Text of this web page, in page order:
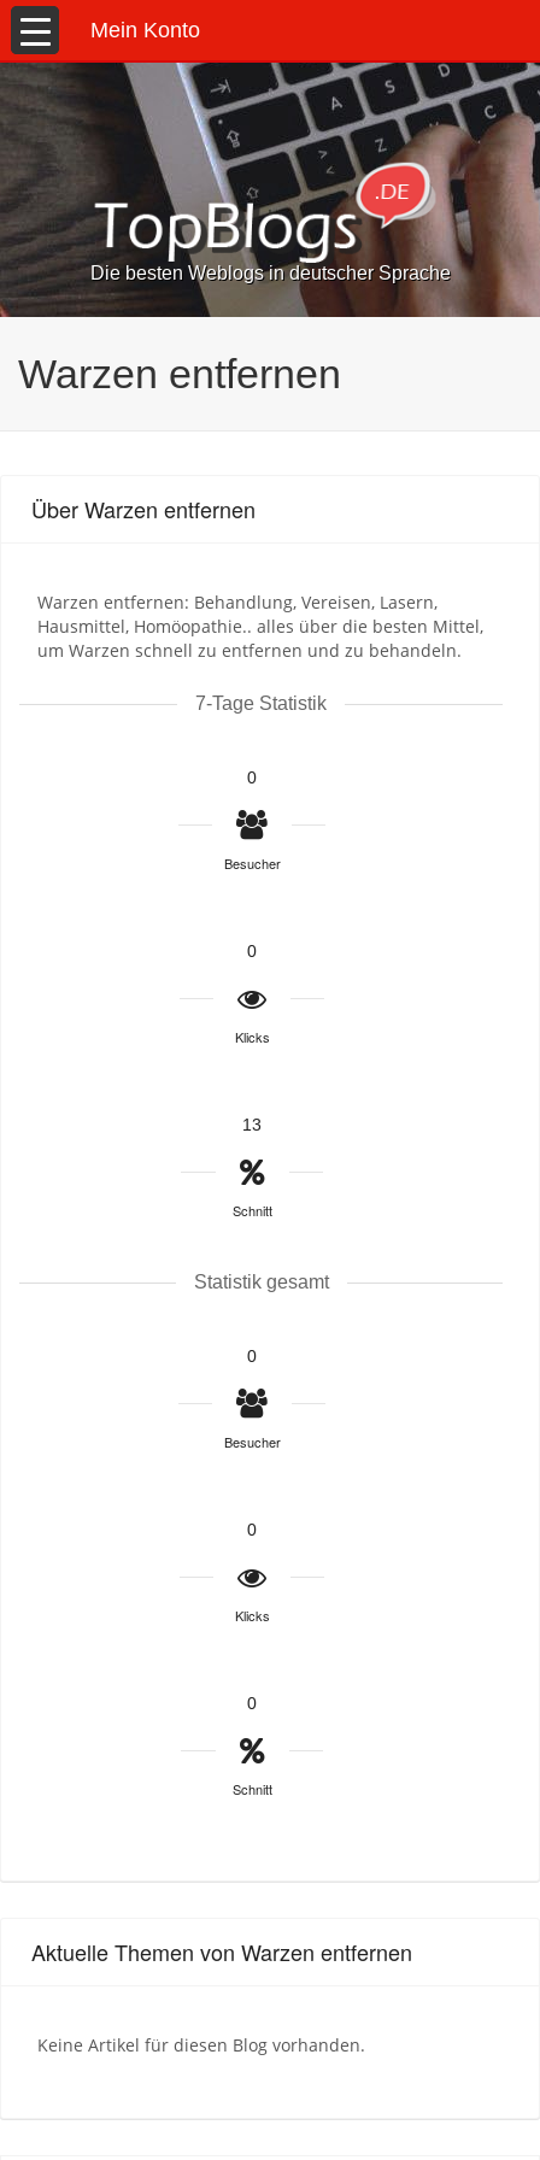
Mein Konto
Die besten Weblogs in deutscher Sprache
Warzen entfernen
Über Warzen entfernen
Warzen entfernen: Behandlung, Vereisen, Lasern,
Hausmittel, Homöopathie.. alles über die besten Mittel,
um Warzen schnell zu entfernen und zu behandeln.
7-Tage Statistik
0
Besucher
0
Klicks
13
Schnitt
Statistik gesamt
0
Besucher
0
Klicks
0
Schnitt
Aktuelle Themen von Warzen entfernen
Keine Artikel für diesen Blog vorhanden.